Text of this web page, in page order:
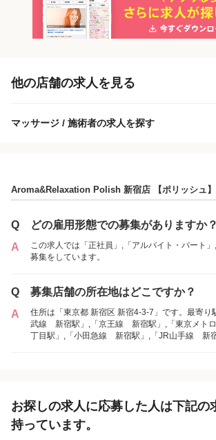
「正社員」を募集している
Aroma&Relaxation Polish 新宿店 【ポリッシュ】
1件の店舗
Aroma&Relaxation Polish 新
ュ】
「アルバイト・パート」を募集
「業務委託」を募集してい
正社員
アルバイト・
パート
業務
他の店舗の求人を見る
マッサージ / 施術者の求人を探す
Aroma&Relaxation Polish 新宿店 【ポリッシュ
Q
どの雇用形態での募集がありますか？
A
この求人では「正社員」,「アルバイト・パート
募集をしています。
Q
募集店舗の所在地はどこですか？
A
住所は「東京都 新宿区 新宿4-3-7」です。最寄り
武線 新宿駅」,「京王線 新宿駅」,「東京メト
丁目駅」,「小田急線 新宿駅」,「JR山手線 新宿
お探しの求人に応募した人は下記の
持っています。